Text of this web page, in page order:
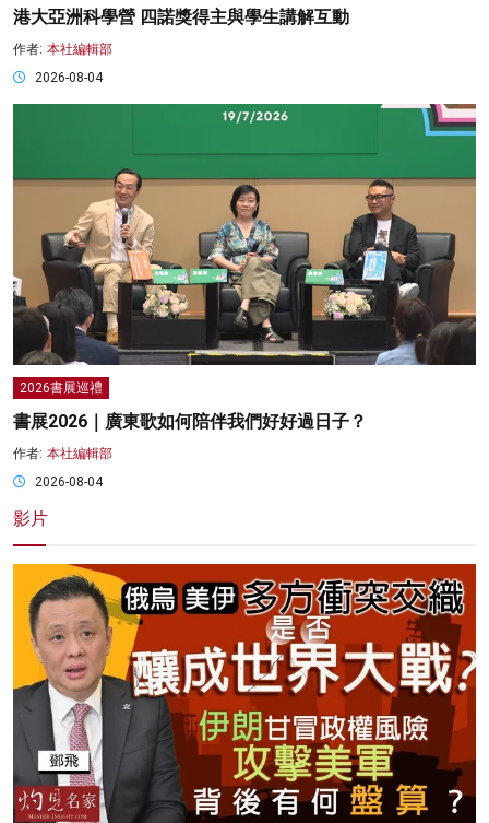
港大亞洲科學營 四諾獎得主與學生講解互動
作者: 本社編輯部
2026-08-04
2026書展巡禮
書展2026｜廣東歌如何陪伴我們好好過日子？
作者: 本社編輯部
2026-08-04
影片